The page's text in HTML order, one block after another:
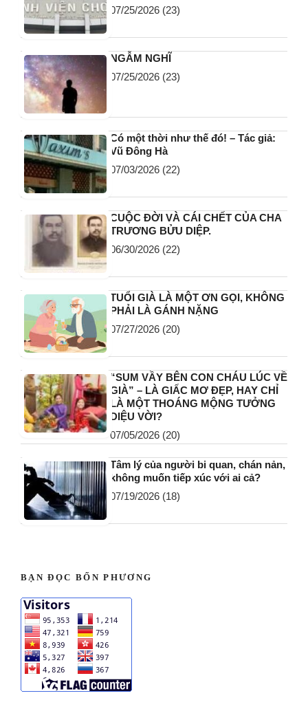
07/25/2026 (23)
NGẪM NGHĨ
07/25/2026 (23)
Có một thời như thế đó! – Tác giả:
Vũ Đông Hà
07/03/2026 (22)
CUỘC ĐỜI VÀ CÁI CHẾT CỦA CHA
TRƯƠNG BỬU DIỆP.
06/30/2026 (22)
TUỔI GIÀ LÀ MỘT ƠN GỌI, KHÔNG
PHẢI LÀ GÁNH NẶNG
07/27/2026 (20)
“SUM VẦY BÊN CON CHÁU LÚC VỀ
GIÀ” – LÀ GIẤC MƠ ĐẸP, HAY CHỈ
LÀ MỘT THOÁNG MỘNG TƯỞNG
DIỆU VỜI?
07/05/2026 (20)
Tâm lý của người bi quan, chán nản,
không muốn tiếp xúc với ai cả?
07/19/2026 (18)
BẠN ĐỌC BỐN PHƯƠNG